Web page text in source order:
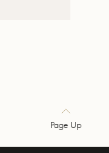
Page Up